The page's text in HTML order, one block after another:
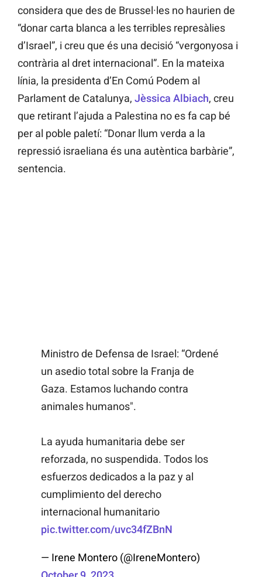
considera que des de Brussel·les no haurien de
“donar carta blanca a les terribles represàlies
d’Israel”, i creu que és una decisió “vergonyosa i
contrària al dret internacional”. En la mateixa
línia, la presidenta d’En Comú Podem al
Parlament de Catalunya, Jèssica Albiach, creu
que retirant l’ajuda a Palestina no es fa cap bé
per al poble paletí: “Donar llum verda a la
repressió israeliana és una autèntica barbàrie”,
sentencia.
Ministro de Defensa de Israel: “Ordené
un asedio total sobre la Franja de
Gaza. Estamos luchando contra
animales humanos".
La ayuda humanitaria debe ser
reforzada, no suspendida. Todos los
esfuerzos dedicados a la paz y al
cumplimiento del derecho
internacional humanitario
pic.twitter.com/uvc34fZBnN
— Irene Montero (@IreneMontero)